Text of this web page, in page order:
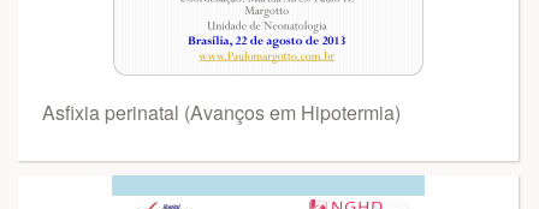
Asfixia perinatal (Avanços em Hipotermia)